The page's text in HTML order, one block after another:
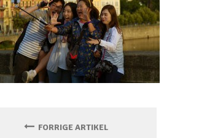
FORRIGE ARTIKEL